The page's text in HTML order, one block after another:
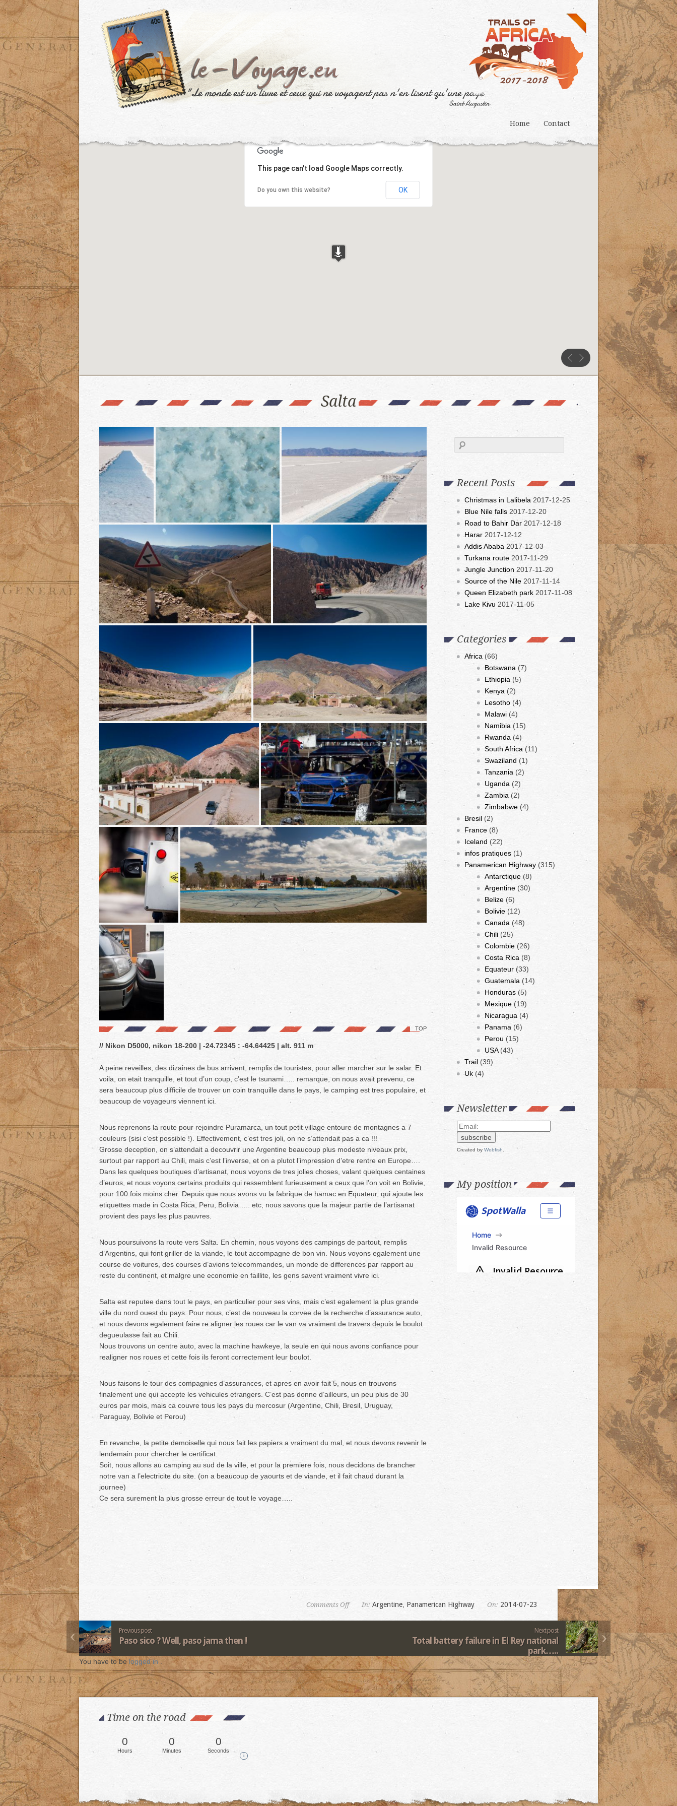
Home Contact
This page can't load Google Maps correctly.
Do you own this website? OK
Salta
TOP
// Nikon D5000, nikon 18-200 | -24.72345 : -64.64425 | alt. 911 m
A peine reveilles, des dizaines de bus arrivent, remplis de touristes, pour aller marcher sur le salar. Et
voila, on etait tranquille, et tout d’un coup, c’est le tsunami….. remarque, on nous avait prevenu, ce
sera beaucoup plus difficile de trouver un coin tranquille dans le pays, le camping est tres populaire, et
beaucoup de voyageurs viennent ici.
Nous reprenons la route pour rejoindre Puramarca, un tout petit village entoure de montagnes a 7
couleurs (sisi c’est possible !). Effectivement, c’est tres joli, on ne s’attendait pas a ca !!!
Grosse deception, on s’attendait a decouvrir une Argentine beaucoup plus modeste niveaux prix,
surtout par rapport au Chili, mais c’est l’inverse, et on a plutot l’impression d’etre rentre en Europe….
Dans les quelques boutiques d’artisanat, nous voyons de tres jolies choses, valant quelques centaines
d’euros, et nous voyons certains produits qui ressemblent furieusement a ceux que l’on voit en Bolivie,
pour 100 fois moins cher. Depuis que nous avons vu la fabrique de hamac en Equateur, qui ajoute les
etiquettes made in Costa Rica, Peru, Bolivia….. etc, nous savons que la majeur partie de l’artisanat
provient des pays les plus pauvres.
Nous poursuivons la route vers Salta. En chemin, nous voyons des campings de partout, remplis
d’Argentins, qui font griller de la viande, le tout accompagne de bon vin. Nous voyons egalement une
course de voitures, des courses d’avions telecommandes, un monde de differences par rapport au
reste du continent, et malgre une economie en faillite, les gens savent vraiment vivre ici.
Salta est reputee dans tout le pays, en particulier pour ses vins, mais c’est egalement la plus grande
ville du nord ouest du pays. Pour nous, c’est de nouveau la corvee de la recherche d’assurance auto,
et nous devons egalement faire re aligner les roues car le van va vraiment de travers depuis le boulot
degueulasse fait au Chili.
Nous trouvons un centre auto, avec la machine hawkeye, la seule en qui nous avons confiance pour
realigner nos roues et cette fois ils feront correctement leur boulot.
Nous faisons le tour des compagnies d’assurances, et apres en avoir fait 5, nous en trouvons
finalement une qui accepte les vehicules etrangers. C’est pas donne d’ailleurs, un peu plus de 30
euros par mois, mais ca couvre tous les pays du mercosur (Argentine, Chili, Bresil, Uruguay,
Paraguay, Bolivie et Perou)
En revanche, la petite demoiselle qui nous fait les papiers a vraiment du mal, et nous devons revenir le
lendemain pour chercher le certificat.
Soit, nous allons au camping au sud de la ville, et pour la premiere fois, nous decidons de brancher
notre van a l’electricite du site. (on a beaucoup de yaourts et de viande, et il fait chaud durant la
journee)
Ce sera surement la plus grosse erreur de tout le voyage…..
Recent Posts
Christmas in Lalibela 2017-12-25
Blue Nile falls 2017-12-20
Road to Bahir Dar 2017-12-18
Harar 2017-12-12
Addis Ababa 2017-12-03
Turkana route 2017-11-29
Jungle Junction 2017-11-20
Source of the Nile 2017-11-14
Queen Elizabeth park 2017-11-08
Lake Kivu 2017-11-05
Categories
Africa (66)
Botswana (7)
Ethiopia (5)
Kenya (2)
Lesotho (4)
Malawi (4)
Namibia (15)
Rwanda (4)
South Africa (11)
Swaziland (1)
Tanzania (2)
Uganda (2)
Zambia (2)
Zimbabwe (4)
Bresil (2)
France (8)
Iceland (22)
infos pratiques (1)
Panamerican Highway (315)
Antarctique (8)
Argentine (30)
Belize (6)
Bolivie (12)
Canada (48)
Chili (25)
Colombie (26)
Costa Rica (8)
Equateur (33)
Guatemala (14)
Honduras (5)
Mexique (19)
Nicaragua (4)
Panama (6)
Perou (15)
USA(43)
Trail (39)
Uk (4)
Newsletter
Created by Webfish
My position
On: 2014-07-23
In: Argentine Panamerican Highway
Comments Offon
Previous post
Paso sico ? Well, paso jama then !
Next post
Total battery failure in El Rey national
park…..
You have to belogged in
Time on the road
0
Hours
0
Minutes
0
Seconds
i